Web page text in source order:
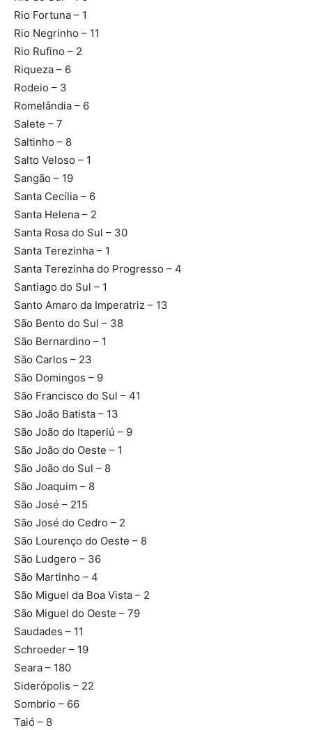
Rio Fortuna – 1
Rio Negrinho – 11
Rio Rufino – 2
Riqueza – 6
Rodeio – 3
Romelândia – 6
Salete – 7
Saltinho – 8
Salto Veloso – 1
Sangão – 19
Santa Cecília – 6
Santa Helena – 2
Santa Rosa do Sul – 30
Santa Terezinha – 1
Santa Terezinha do Progresso – 4
Santiago do Sul – 1
Santo Amaro da Imperatriz – 13
São Bento do Sul – 38
São Bernardino – 1
São Carlos – 23
São Domingos – 9
São Francisco do Sul – 41
São João Batista – 13
São João do Itaperiú – 9
São João do Oeste – 1
São João do Sul – 8
São Joaquim – 8
São José – 215
São José do Cedro – 2
São Lourenço do Oeste – 8
São Ludgero – 36
São Martinho – 4
São Miguel da Boa Vista – 2
São Miguel do Oeste – 79
Saudades – 11
Schroeder – 19
Seara – 180
Siderópolis – 22
Sombrio – 66
Taió – 8